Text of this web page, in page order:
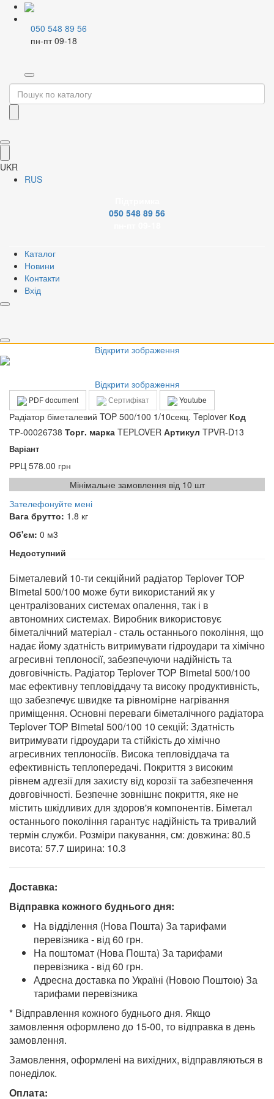
050 548 89 56
пн-пт 09-18
UKR
RUS
050 548 89 56
Каталог
Новини
Контакти
Вхід
Home Радіатори
Відкрити зображення
Відкрити зображення
Відкрити зображення
PDF document Сертифікат Youtube
Радіатор біметалевий TOP 500/100 1/10секц. Teplover Код
ТР-00026738 Торг. марка TEPLOVER Артикул TPVR-D13
Варіант
РРЦ 578.00 грн
Мінімальне замовлення від 10 шт
Зателефонуйте мені
Вага брутто: 1.8 кг
Об'єм: 0 м3
Недоступний
Біметалевий 10-ти секційний радіатор Teplover TOP
Bimetal 500/100 може бути використаний як у
централізованих системах опалення, так і в
автономних системах. Виробник використовує
біметалічний матеріал - сталь останнього покоління, що
надає йому здатність витримувати гідроудари та хімічно
агресивні теплоносії, забезпечуючи надійність та
довговічність. Радіатор Teplover TOP Bimetal 500/100
має ефективну тепловіддачу та високу продуктивність,
що забезпечує швидке та рівномірне нагрівання
приміщення. Основні переваги біметалічного радіатора
Teplover TOP Bimetal 500/100 10 секцій: Здатність
витримувати гідроудари та стійкість до хімічно
агресивних теплоносіїв. Висока тепловіддача та
ефективність теплопередачі. Покриття з високим
рівнем адгезії для захисту від корозії та забезпечення
довговічності. Безпечне зовнішнє покриття, яке не
містить шкідливих для здоров'я компонентів. Біметал
останнього покоління гарантує надійність та тривалий
термін служби. Розміри пакування, см: довжина: 80.5
висота: 57.7 ширина: 10.3
Доставка:
Відправка кожного буднього дня:
На відділення (Нова Пошта) За тарифами
перевізника - від 60 грн.
На поштомат (Нова Пошта) За тарифами
перевізника - від 60 грн.
Адресна доставка по Україні (Новою Поштою) За
тарифами перевізника
* Відправлення кожного буднього дня. Якщо
замовлення оформлено до 15-00, то відправка в день
замовлення.
Замовлення, оформлені на вихідних, відправляються в
понеділок.
Оплата: